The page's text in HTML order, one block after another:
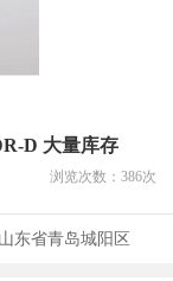
D 大量库存
浏览次数： 386次
山东省青岛城阳区